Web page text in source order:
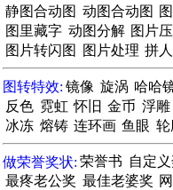
静图合动图 动图合动图
图里藏字 动图分解 图片
图片转闪图
图片处理 拼
图转特效: 镜像 旋涡 哈哈
反色 霓虹 怀旧 金币 浮雕
冰冻 熔铸 连环画 鱼眼 轮
做荣誉奖状: 荣誉书 自定
最疼老公奖 最佳老婆奖